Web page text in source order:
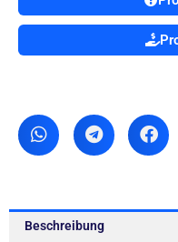
Beschreibung